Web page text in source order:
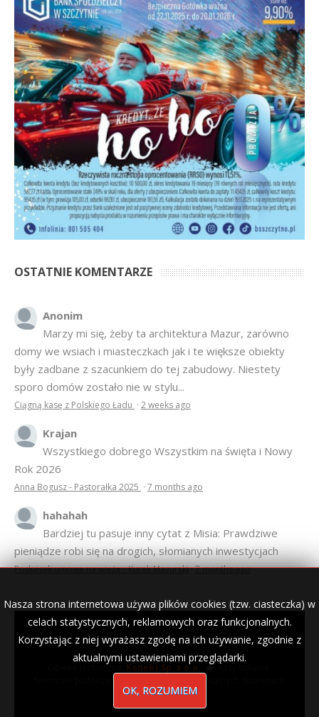
OSTATNIE KOMENTARZE
Anonim
Marzy mi się, żeby ta architektura Mazur, zarówno
domy we wsiach i miasteczkach jak i te większe obiekty
były zadbane z szacunkiem do tej zabudowy. Niestety
sporo domów zostało nie w stylu...
Ciągną kasę z Polskiego Ładu · 2 weeks ago
Krajan
Wszystkiego dobrego Wszystkim na święta i Nowy
Rok 2026
Anna Bogusz - Pastorałka 2025 · 7 months ago
hahahah
Bardziej tu pasuje inny cytat z Misia: Prawdziwe
pieniądze robi się na drogich, słomianych inwestycjach
Podpisali umowę na wieżę - Kurek Mazurski·7 months ago
Nasza strona internetowa używa plików cookies (tzw. ciasteczka) w
celach statystycznych, reklamowych oraz funkcjonalnych.
Korzystając z niej wyrażasz zgodę na ich używanie, zgodnie z
aktualnymi ustawieniami przeglądarki.
OK, ROZUMIEM
© 2007–2018 Kurek Mazurski — archiwalne wydania lokalnej
gazety.
Opieka techniczna: Konekt Sp. z o.o.
- kasy fiskalne,